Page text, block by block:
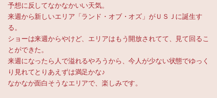
予想に反してなかなかいい天気。
来週から新しいエリア「ランド・オブ・オズ」がＵＳＪに誕生す
る。
ショーは来週からやけど、エリアはもう開放されてて、見て回るこ
とができた。
来週になったら人で溢れるやろうから、今人が少ない状態でゆっく
り見れてとりあえずは満足かな♪
なかなか面白そうなエリアで、楽しみです。